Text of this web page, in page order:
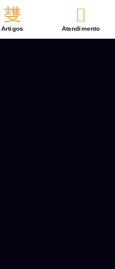
Artigos Atendimento